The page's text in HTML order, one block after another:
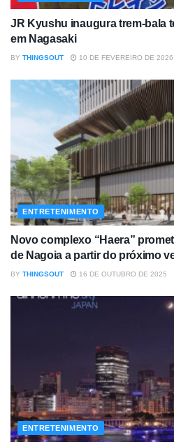
JR Kyushu inaugura trem-bala
em Nagasaki
BY THINGSOUT 10 DE FEVEREIRO DE 2026
ENTRETENIMENTO
Novo complexo “Haera”
de Nagoia a partir do próximo
BY THINGSOUT 16 DE OUTUBRO DE 2025
ENTRETENIMENTO